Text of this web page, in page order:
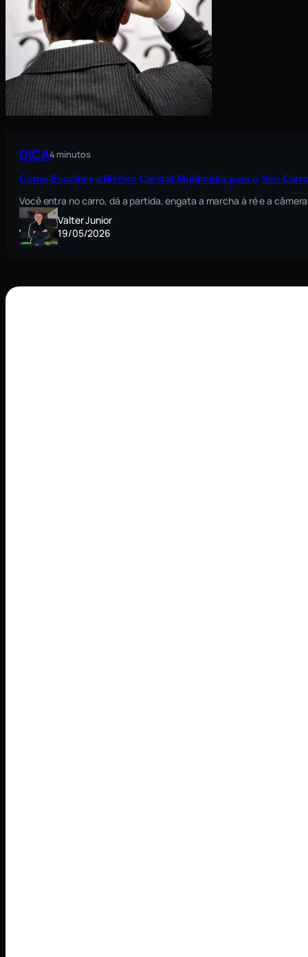
DICA4 minutos
Como Escolher a Melhor Central Multimídia para o Seu
Você entra no carro, dá a partida, engata a marcha à ré e a
Valter Junior
19/05/2026